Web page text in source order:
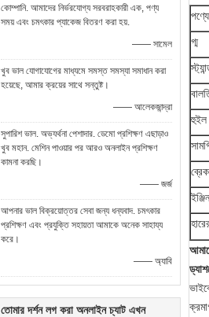
কোম্পানি. আমাদের নির্ভরযোগ্য সরবরাহকারী এক, পণ্য
সময় এবং চমৎকার প্যাকেজ বিতরণ করা হয়.
—— সামেল
খুব ভাল যোগাযোগের মাধ্যমে সমস্ত সমস্যা সমাধান করা
হয়েছে, আমার ক্রয়ের সাথে সন্তুষ্ট।
—— আলেকজান্দ্রা
সুপারিশ ভাল. অভ্যর্থনা পেশাদার. ডেমো প্রশিক্ষণ এছাড়াও
খুব মহান. মেশিন পাওয়ার পর আরও অনলাইন প্রশিক্ষণ
কামনা করছি।
—— জর্জ
আপনার ভাল বিক্রয়োত্তর সেবা জন্য ধন্যবাদ. চমৎকার
প্রশিক্ষণ এবং প্রযুক্তি সহায়তা আমাকে অনেক সাহায্য
করে।
—— অ্যাবি
তোমার দর্শন লগ করা অনলাইন চ্যাট এখন
গ্ম
হুইল